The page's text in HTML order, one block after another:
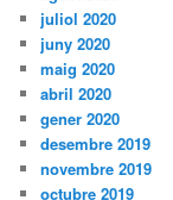
juliol 2020
juny 2020
maig 2020
abril 2020
gener 2020
desembre 2019
novembre 2019
octubre 2019